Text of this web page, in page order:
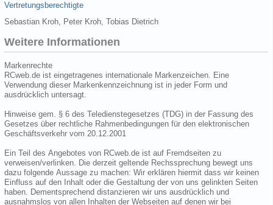
Vertretungsberechtigte
Sebastian Kroh, Peter Kroh, Tobias Dietrich
Weitere Informationen
Markenrechte
RCweb.de ist eingetragenes internationale Markenzeichen. Eine
Verwendung dieser Markenkennzeichnung ist in jeder Form und
ausdrücklich untersagt.
Hinweise gem. § 6 des Teledienstegesetzes (TDG) in der Fassung des
Gesetzes über rechtliche Rahmenbedingungen für den elektronischen
Geschäftsverkehr vom 20.12.2001
Ein Teil des Angebotes von RCweb.de ist auf Fremdseiten zu
verweisen/verlinken. Die derzeit geltende Rechssprechung bewegt uns
dazu folgende Aussage zu machen: Wir erklären hiermit dass wir keinen
Einfluss auf den Inhalt oder die Gestaltung der von uns gelinkten Seiten
haben. Dementsprechend distanzieren wir uns ausdrücklich und
ausnahmslos von allen Inhalten der Webseiten auf denen wir bei